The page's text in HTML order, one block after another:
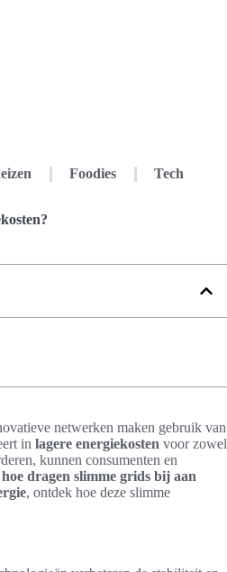
Foodies Tech
netwerken maken gebruik van
in lagere energiekosten voor zowel
kunnen consumenten en
hoe dragen slimme grids bij aan
, ontdek hoe deze slimme